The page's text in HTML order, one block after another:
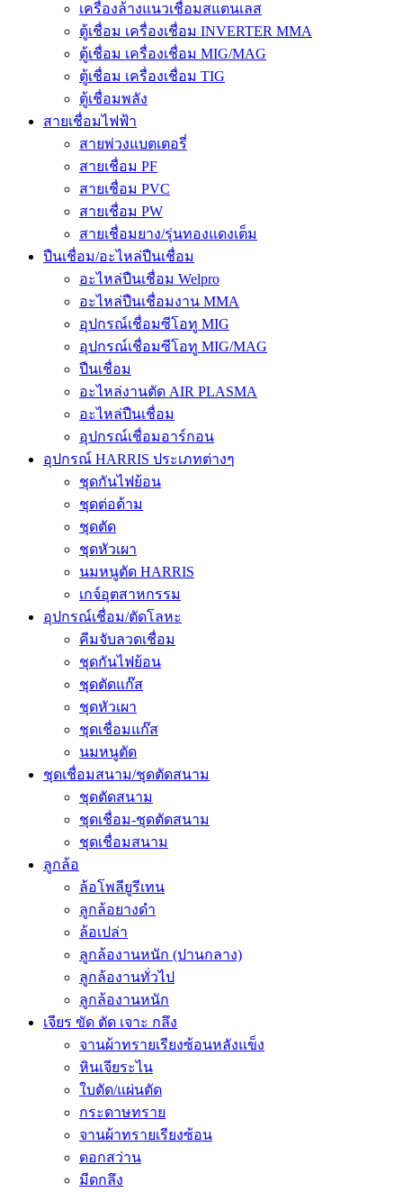
เครื่องล้างแนวเชื่อมสแตนเลส
ตู้เชื่อม เครื่องเชื่อม INVERTER MMA
ตู้เชื่อม เครื่องเชื่อม MIG/MAG
ตู้เชื่อม เครื่องเชื่อม TIG
ตู้เชื่อมพลัง
สายเชื่อมไฟฟ้า
สายพ่วงแบตเตอรี่
สายเชื่อม PF
สายเชื่อม PVC
สายเชื่อม PW
สายเชื่อมยาง/รุ่นทองแดงเต็ม
ปืนเชื่อม/อะไหล่ปืนเชื่อม
อะไหล่ปืนเชื่อม Welpro
อะไหล่ปืนเชื่อมงาน MMA
อุปกรณ์เชื่อมซีโอทู MIG
อุปกรณ์เชื่อมซีโอทู MIG/MAG
ปืนเชื่อม
อะไหล่งานตัด AIR PLASMA
อะไหล่ปืนเชื่อม
อุปกรณ์เชื่อมอาร์กอน
อุปกรณ์ HARRIS ประเภทต่างๆ
ชุดกันไฟย้อน
ชุดต่อด้าม
ชุดตัด
ชุดหัวเผา
นมหนูตัด HARRIS
เกจ์อุตสาหกรรม
อุปกรณ์เชื่อม/ตัดโลหะ
คีมจับลวดเชื่อม
ชุดกันไฟย้อน
ชุดตัดแก๊ส
ชุดหัวเผา
ชุดเชื่อมแก๊ส
นมหนูตัด
ชุดเชื่อมสนาม/ชุดตัดสนาม
ชุดตัดสนาม
ชุดเชื่อม-ชุดตัดสนาม
ชุดเชื่อมสนาม
ลูกล้อ
ล้อโพลียูรีเทน
ลูกล้อยางดำ
ล้อเปล่า
ลูกล้องานหนัก (ปานกลาง)
ลูกล้องานทั่วไป
ลูกล้องานหนัก
เจียร ขัด ตัด เจาะ กลึง
จานผ้าทรายเรียงซ้อนหลังแข็ง
หินเจียระไน
ใบตัด/แผ่นตัด
กระดาษทราย
จานผ้าทรายเรียงซ้อน
ดอกสว่าน
มีดกลึง